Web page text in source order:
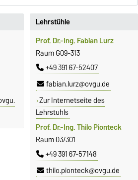
Lehrstühle
Prof. Dr.-Ing. Fabian Lurz
Raum G09-313
+49 391 67-52407
fabian.lurz@ovgu.de
Zur Internetseite des
Lehrstuhls
Prof. Dr.-Ing. Thilo Pionteck
Raum 03/301
+49 391 67-57148
thilo.pionteck@ovgu.de